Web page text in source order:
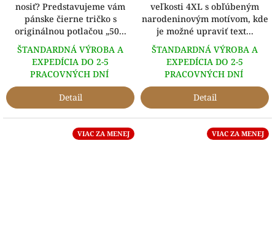
nosiť? Predstavujeme vám
pánske čierne tričko s
originálnou potlačou „50...
ŠTANDARDNÁ VÝROBA A
EXPEDÍCIA DO 2-5
PRACOVNÝCH DNÍ
Detail
veľkosti 4XL s obľúbeným
narodeninovým motívom, kde
je možné upraviť text...
ŠTANDARDNÁ VÝROBA A
EXPEDÍCIA DO 2-5
PRACOVNÝCH DNÍ
Detail
VIAC ZA MENEJ VIAC ZA MENEJ